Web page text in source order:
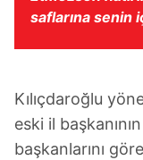
için Ayarlar
hazırlanmış
ilgili mevzuata
almak için lütfen
saflarına senin
Kılıçdaroğlu
eski il
başkanlarını